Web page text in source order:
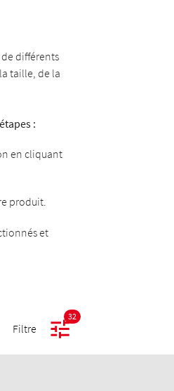
différents
taille, de la
:
en cliquant
produit.
et
Filtre
32